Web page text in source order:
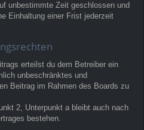
unbestimmte Zeit geschlossen und
Einhaltung einer Frist jederzeit
erteilst du dem Betreiber ein
unbeschränktes und
Beitrag im Rahmen des Boards zu
2, Unterpunkt a bleibt auch nach
bestehen.